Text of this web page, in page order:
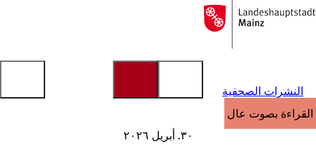
الانتقال إلى المحتوى
إلى
الصفحة
النشرات الصحفية
القراءة بصوت عالٍ
٣٠. أبريل ٢٠٢٦